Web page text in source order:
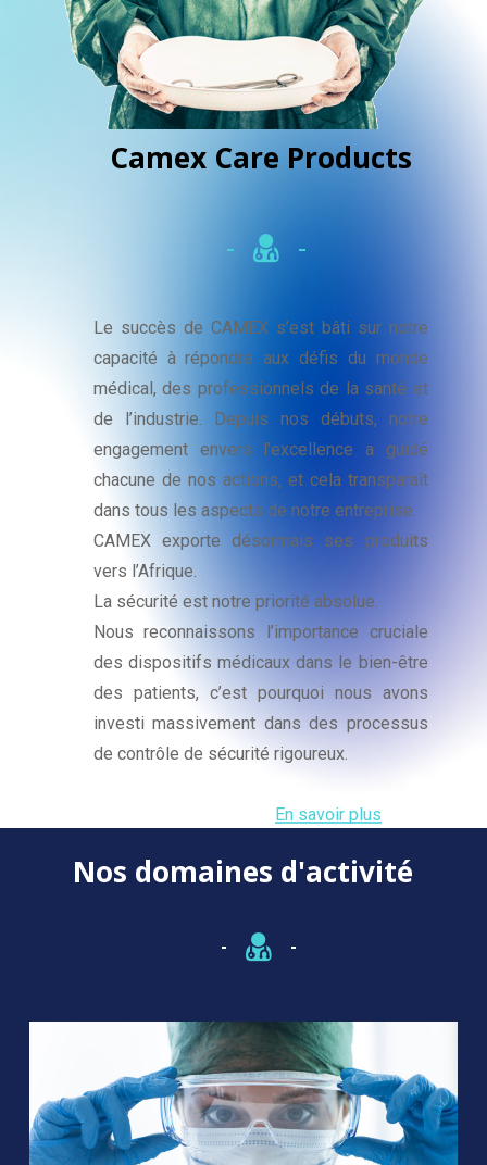
Camex Care Products
Le succès de CAMEX s’est bâti sur notre
capacité à répondre aux défis du monde
médical, des professionnels de la santé et
de l’industrie. Depuis nos débuts, notre
engagement envers l’excellence a guidé
chacune de nos actions, et cela transparaît
dans tous les aspects de notre entreprise.
CAMEX exporte désormais ses produits
vers l’Afrique.
La sécurité est notre priorité absolue.
Nous reconnaissons l’importance cruciale
des dispositifs médicaux dans le bien-être
des patients, c’est pourquoi nous avons
investi massivement dans des processus
de contrôle de sécurité rigoureux.
En savoir plus
Nos domaines d'activité